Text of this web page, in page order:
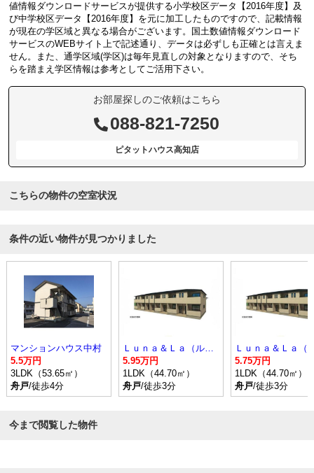
値情報ダウンロードサービスが提供する小学校区データ【2016年度】及
び中学校区データ【2016年度】を元に加工したものですので、記載情報
が現在の学区域と異なる場合がございます。国土数値情報ダウンロード
サービスのWEBサイト上で記述通り、データは必ずしも正確とは言えま
せん。また、通学区域(学区)は毎年見直しの対象となりますので、そち
らを踏まえ学区情報は参考としてご活用下さい。
お部屋探しのご依頼はこちら
088-821-7250
ピタットハウス高知店
こちらの物件の空室状況
条件の近い物件が見つかりました
マンションハウス中村
5.5万円
3LDK（53.65㎡）
舟戸/徒歩4分
Ｌｕｎａ＆Ｌａ（ルナアンドラ）
5.95万円
1LDK（44.70㎡）
舟戸/徒歩3分
5.75万円
1LDK（44.70㎡）
舟戸/徒歩3分
今まで閲覧した物件